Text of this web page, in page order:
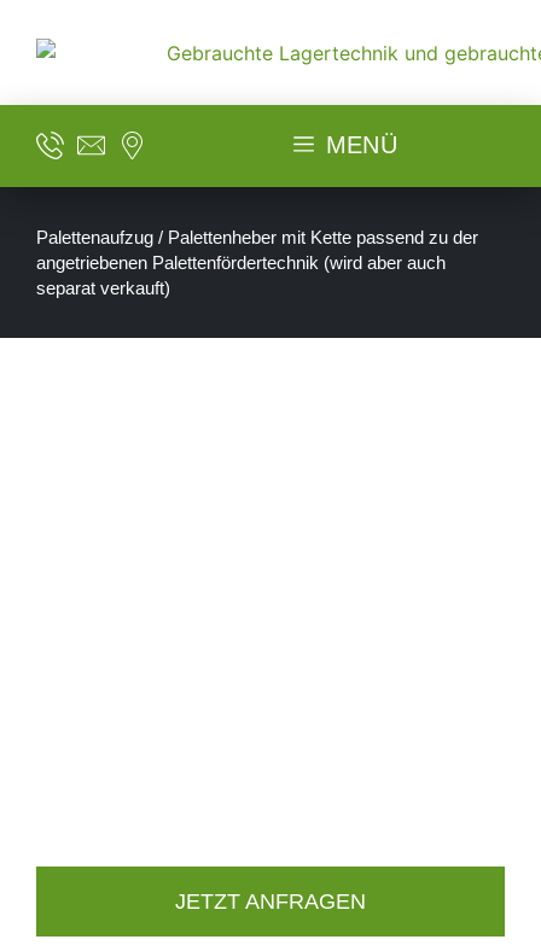
MENÜ
Palettenaufzug / Palettenheber mit Kette passend zu der
angetriebenen Palettenfördertechnik (wird aber auch
separat verkauft)
JETZT ANFRAGEN